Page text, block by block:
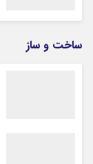
ساخت و ساز